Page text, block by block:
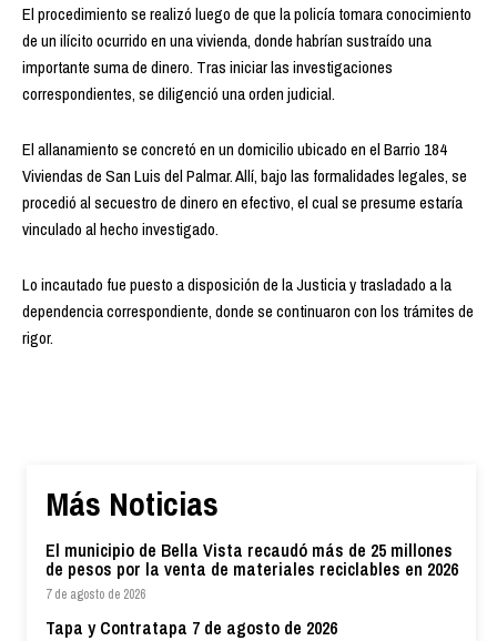
El procedimiento se realizó luego de que la policía tomara conocimiento
de un ilícito ocurrido en una vivienda, donde habrían sustraído una
importante suma de dinero. Tras iniciar las investigaciones
correspondientes, se diligenció una orden judicial.
El allanamiento se concretó en un domicilio ubicado en el Barrio 184
Viviendas de San Luis del Palmar. Allí, bajo las formalidades legales, se
procedió al secuestro de dinero en efectivo, el cual se presume estaría
vinculado al hecho investigado.
Lo incautado fue puesto a disposición de la Justicia y trasladado a la
dependencia correspondiente, donde se continuaron con los trámites de
rigor.
Más Noticias
El municipio de Bella Vista recaudó más de 25 millones
de pesos por la venta de materiales reciclables en 2026
7 de agosto de 2026
Tapa y Contratapa 7 de agosto de 2026